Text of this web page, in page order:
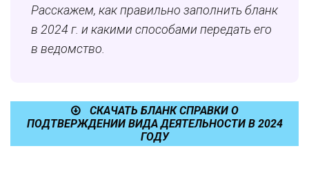
Расскажем, как правильно заполнить бланк
в 2024 г. и какими способами передать его
в ведомство.
СКАЧАТЬ БЛАНК СПРАВКИ О
ПОДТВЕРЖДЕНИИ ВИДА ДЕЯТЕЛЬНОСТИ В 2024
ГОДУ